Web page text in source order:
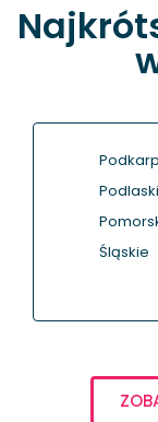
Śląskie